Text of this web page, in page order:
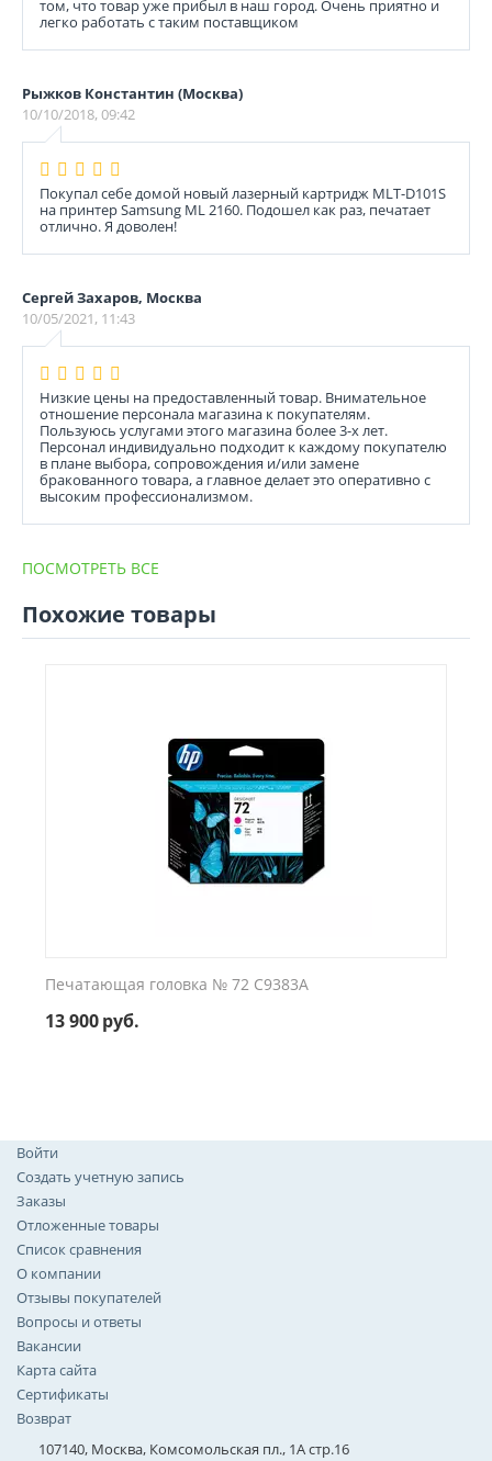
том, что товар уже прибыл в наш город. Очень приятно и
легко работать с таким поставщиком
Рыжков Константин (Москва)
10/10/2018, 09:42
Покупал себе домой новый лазерный картридж MLT-D101S
на принтер Sаmsung ML 2160. Подошел как раз, печатает
отлично. Я доволен!
Сергей Захаров, Москва
10/05/2021, 11:43
Низкие цены на предоставленный товар. Внимательное
отношение персонала магазина к покупателям.
Пользуюсь услугами этого магазина более 3-х лет.
Персонал индивидуально подходит к каждому покупателю
в плане выбора, сопровождения и/или замене
бракованного товара, а главное делает это оперативно с
высоким профессионализмом.
ПОСМОТРЕТЬ ВСЕ
Похожие товары
Печатающая головка № 72 C9383A
13 900руб.
Войти
Создать учетную запись
Заказы
Отложенные товары
Список сравнения
О компании
Отзывы покупателей
Вопросы и ответы
Вакансии
Карта сайта
Сертификаты
Возврат
107140, Москва, Комсомольская пл., 1А стр.16